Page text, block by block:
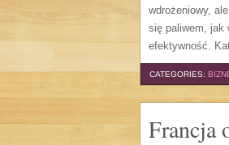
wdrożeniowy,
się paliwem, jak
efektywność.
CATEGORIES:
Francja